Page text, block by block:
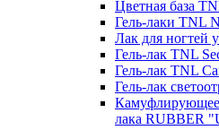
Цветная база
Гель-лаки TNL
Лак для ногтей
Гель-лак TNL
Гель-лак TNL
Гель-лак
Камуфлирующее
лака RUBBER